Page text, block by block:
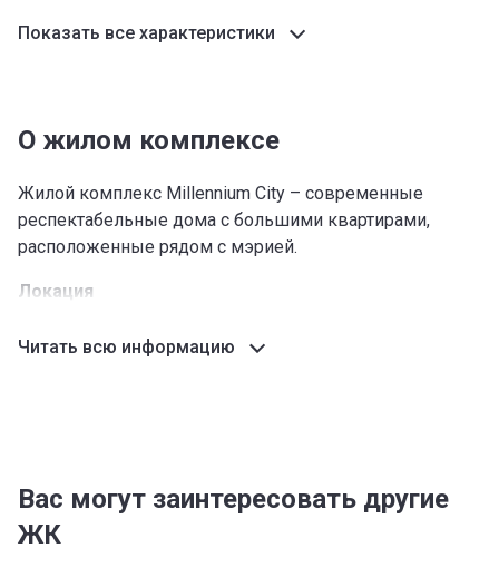
Показать все характеристики
О жилом комплексе
Жилой комплекс Millennium City – современные
респектабельные дома с большими квартирами,
расположенные рядом с мэрией.
Локация
мэрией на улице Киевской в Ленинском районе
Непосредственно возле новостройки расположен
магазин продуктов и кукольный театр. До мэрии всего
Читать всю информацию
Вас могут заинтересовать другие
ЖК